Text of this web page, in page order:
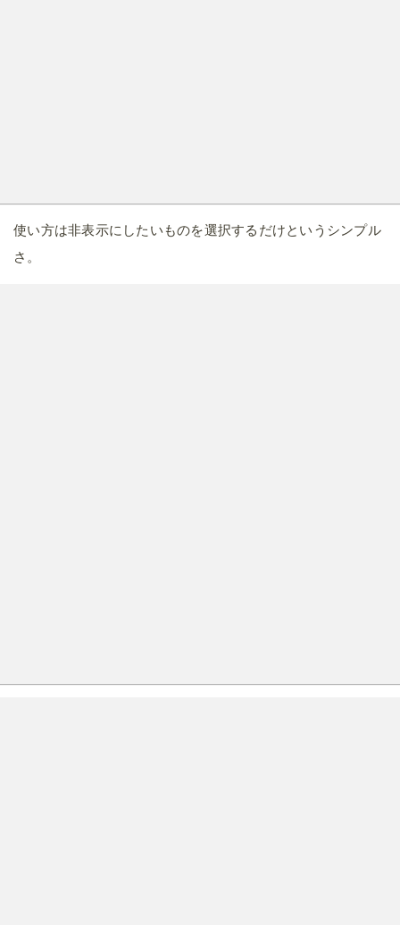
使い方は非表示にしたいものを選択するだけというシンプル
さ。